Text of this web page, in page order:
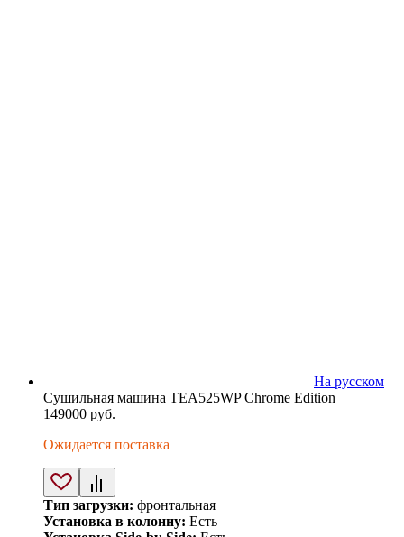
На русском
Сушильная машина TEA525WP Chrome Edition
149000 руб.
Ожидается поставка
Тип загрузки: фронтальная
Установка в колонну: Есть